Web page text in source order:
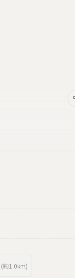
(約1.0km)